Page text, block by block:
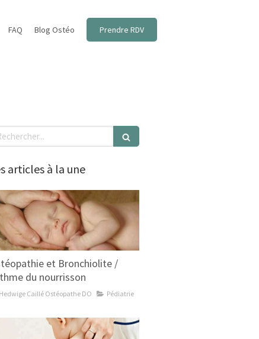
FAQ Blog Ostéo Prendre RDV
articles à la une
et Bronchiolite /
du nourrisson
Hedwige Caillé Ostéopathe DO Pédiatrie